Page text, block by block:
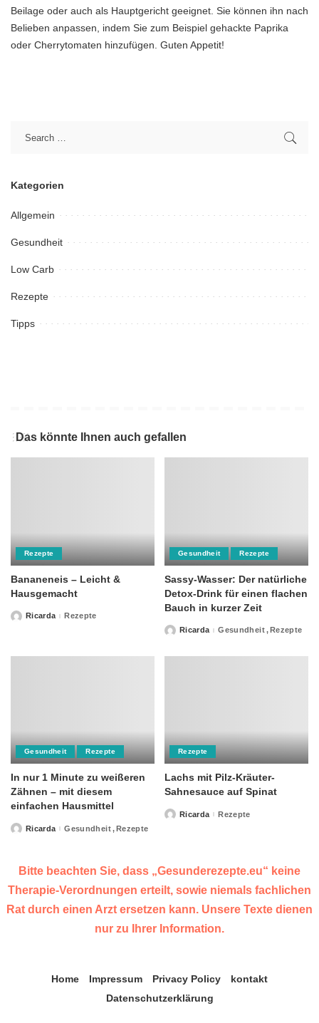
Beilage oder auch als Hauptgericht geeignet. Sie können ihn nach
Belieben anpassen, indem Sie zum Beispiel gehackte Paprika
oder Cherrytomaten hinzufügen. Guten Appetit!
Kategorien
Allgemein
Gesundheit
Low Carb
Rezepte
Tipps
Das könnte Ihnen auch gefallen
Rezepte
Bananeneis – Leicht &
Hausgemacht
PostedRicarda Rezepte
Gesundheit Rezepte
Sassy-Wasser: Der natürliche
Detox-Drink für einen flachen
Bauch in kurzer Zeit
PostedRicarda Gesundheit Rezepte
Gesundheit Rezepte
In nur 1 Minute zu weißeren
Zähnen – mit diesem
einfachen Hausmittel
PostedRicarda Gesundheit Rezepte
Rezepte
Lachs mit Pilz-Kräuter-
Sahnesauce auf Spinat
PostedRicarda Rezepte
Bitte beachten Sie, dass „Gesunderezepte.eu“ keine
Therapie-Verordnungen erteilt, sowie niemals fachlichen
Rat durch einen Arzt ersetzen kann. Unsere Texte dienen
nur zu Ihrer Information.
Home Impressum Privacy Policy
kontakt
Datenschutzerklärung